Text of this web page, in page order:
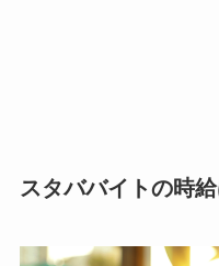
スタババイトの時